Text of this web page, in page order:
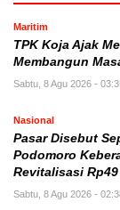
Maritim
TPK Koja Ajak
Membangun
Sabtu, 8 Agu 2026 -
Nasional
Pasar Disebut
Podomoro
Revitalisasi
Sabtu, 8 Agu 2026 -